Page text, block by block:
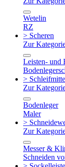
Wetelin
RZ
> Scheren
Zur
Leisten- und
>
Zur
Bodenleger
Maler
>
Zur
Messer &
Schneiden